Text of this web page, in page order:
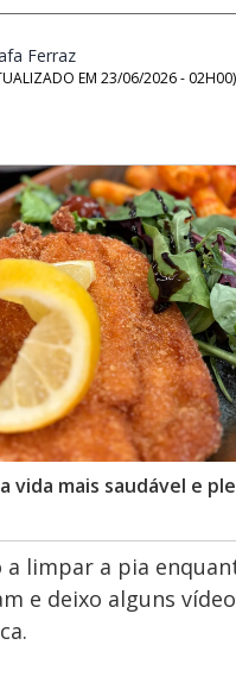
Ferraz
EM 23/06/2026 - 02H00)
vida mais saudável e
a limpar a pia
e deixo alguns